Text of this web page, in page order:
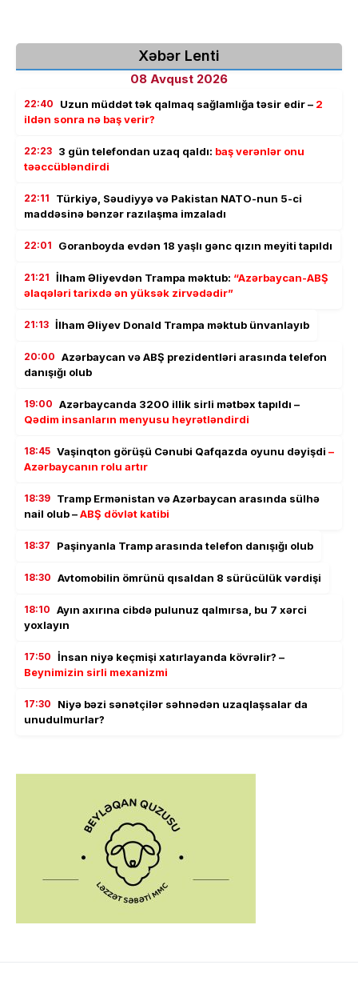
Xəbər Lenti
08 Avqust 2026
22:40 Uzun müddət tək qalmaq sağlamlığa təsir edir – 2
ildən sonra nə baş verir?
22:23 3 gün telefondan uzaq qaldı: baş verənlər onu
təəccübləndirdi
22:11
Türkiyə, Səudiyyə və Pakistan NATO-nun 5-ci
maddəsinə bənzər razılaşma imzaladı
22:01 Goranboyda evdən 18 yaşlı gənc qızın meyiti tapıldı
21:21 İlham Əliyevdən Trampa məktub: “Azərbaycan-ABŞ
əlaqələri tarixdə ən yüksək zirvədədir”
21:13 İlham Əliyev Donald Trampa məktub ünvanlayıb
20:00 Azərbaycan və ABŞ prezidentləri arasında telefon
danışığı olub
19:00 Azərbaycanda 3200 illik sirli mətbəx tapıldı –
Qədim insanların menyusu heyrətləndirdi
18:45 Vaşinqton görüşü Cənubi Qafqazda oyunu dəyişdi –
Azərbaycanın rolu artır
18:39 Tramp Ermənistan və Azərbaycan arasında sülhə
nail olub –ABŞ dövlət katibi
18:37 Paşinyanla Tramp arasında telefon danışığı olub
18:30 Avtomobilin ömrünü qısaldan 8 sürücülük vərdişi
18:10 Ayın axırına cibdə pulunuz qalmırsa, bu 7 xərci
yoxlayın
17:50 İnsan niyə keçmişi xatırlayanda kövrəlir? –
Beynimizin sirli mexanizmi
17:30
Niyə bəzi sənətçilər səhnədən uzaqlaşsalar da
unudulmurlar?